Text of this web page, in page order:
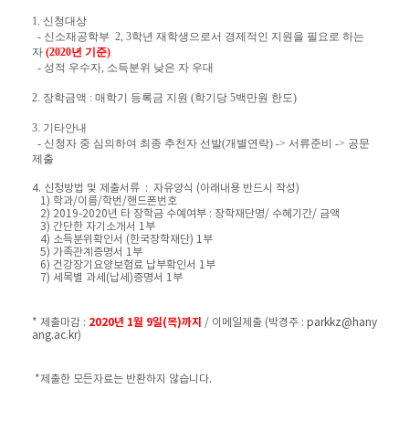
1. 신청대상
- 신소재공학부 2, 3학년 재학생으로서 경제적인 지원을 필요로 하는
자 (2020년 기준)
- 성적 우수자, 소득분위 낮은 자 우대
2. 장학금액 : 매학기 등록금 지원 (학기당 5백만원 한도)
3. 기타안내
- 신청자 중 심의하여 최종 추천자 선발(개별연락) -> 서류준비 -> 공문
제출
4. 신청방법 및 제출서류 : 자유양식 (아래내용 반드시 작성)
1) 학과/이름/학번/핸드폰번호
2) 2019-2020년 타 장학금 수예여부 : 장학재단명/ 수혜기간/ 금액
3) 간단한 자기소개서 1부
4) 소득분위확인서 (한국장학재단) 1부
5) 가족관계증명서 1부
6) 건강장기요양보험료 납부확인서 1부
7) 세목별 과세(납세)증명서 1부
* 제출마감 : 2020년 1월 9일(목)까지 / 이메일제출 (박경주 : parkkz@hany
ang.ac.kr)
*제출한 모든자료는 반환하지 않습니다.